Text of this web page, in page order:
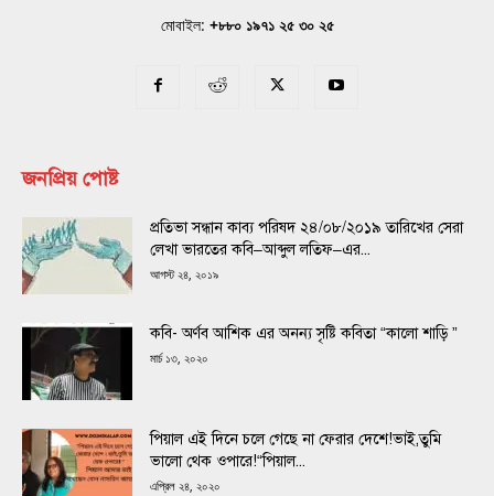
মোবাইল: +৮৮০ ১৯৭১ ২৫ ৩০ ২৫
জনপ্রিয় পোষ্ট
প্রতিভা সন্ধান কাব্য পরিষদ ২৪/০৮/২০১৯ তারিখের সেরা
লেখা ভারতের কবি–আব্দুল লতিফ–এর...
আগস্ট ২৪, ২০১৯
কবি- অর্ণব আশিক এর অনন্য সৃষ্টি কবিতা “কালো শাড়ি ”
মার্চ ১৩, ২০২০
পিয়াল এই দিনে চলে গেছে না ফেরার দেশে!ভাই,তুমি
ভালো থেক ওপারে!“পিয়াল...
এপ্রিল ২৪, ২০২০